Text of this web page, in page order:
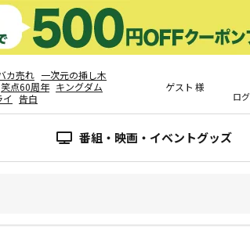
カ売れ 一次元の挿し木
笑点60周年 キングダム
告白
ゲスト 様
ロ
番組・映画・イベントグッズ